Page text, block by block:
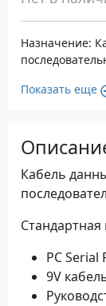
Назначение:
Показать еще
Кабель
PC
9V